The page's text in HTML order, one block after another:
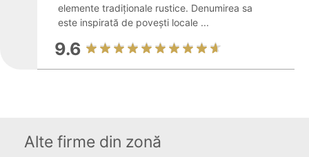
elemente tradiționale rustice. Denumirea sa
este inspirată de povești locale ...
9.6
Alte firme din zonă